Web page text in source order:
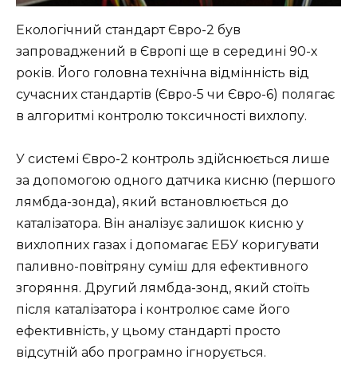
Екологічний стандарт Євро-2 був
запроваджений в Європі ще в середині 90-х
років. Його головна технічна відмінність від
сучасних стандартів (Євро-5 чи Євро-6) полягає
в алгоритмі контролю токсичності вихлопу.
У системі Євро-2 контроль здійснюється лише
за допомогою одного датчика кисню (першого
лямбда-зонда), який встановлюється до
каталізатора. Він аналізує залишок кисню у
вихлопних газах і допомагає ЕБУ коригувати
паливно-повітряну суміш для ефективного
згоряння. Другий лямбда-зонд, який стоїть
після каталізатора і контролює саме його
ефективність, у цьому стандарті просто
відсутній або програмно ігнорується.